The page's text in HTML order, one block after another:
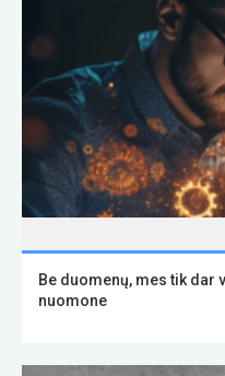
Be duomenų, mes tik dar
nuomone